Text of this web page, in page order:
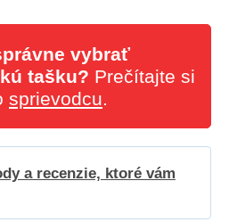
vybrať
tašku? Prečítajte si
sprievodcu.
a recenzie, ktoré vám